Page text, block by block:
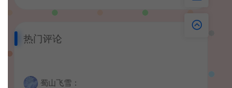
热门评论
蜀山飞雪：